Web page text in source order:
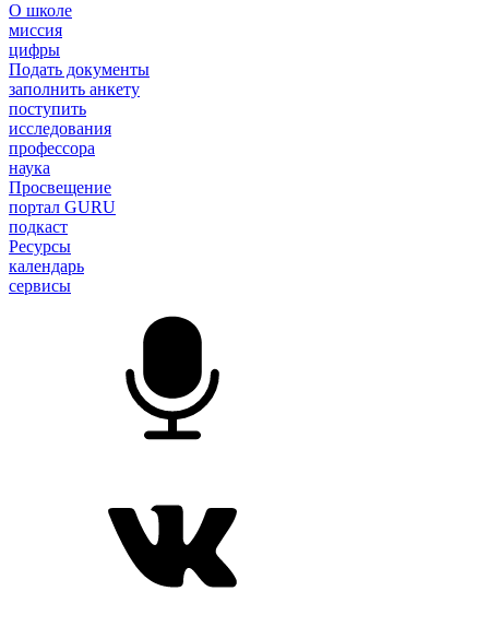
О школе
миссия
цифры
Подать документы
заполнить анкету
поступить
исследования
профессора
наука
Просвещение
портал GURU
подкаст
Ресурсы
календарь
сервисы